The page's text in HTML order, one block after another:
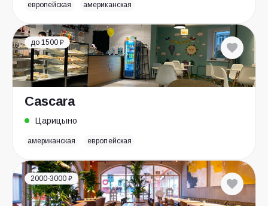
европейская американская
до 1500 ₽
Cascara
Царицыно
американская европейская
2000-3000 ₽